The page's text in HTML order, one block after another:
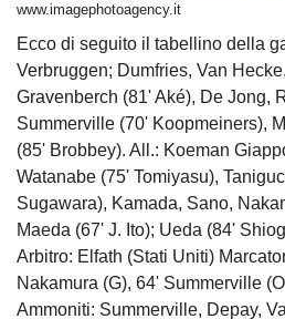
www.imagephotoagency.it
Ecco di seguito il tabellino della
Verbruggen; Dumfries, Van
Gravenberch (81' Aké), De Jong,
Summerville (70' Koopmeiners),
(85' Brobbey). All.: Koeman
Watanabe (75' Tomiyasu),
Sugawara), Kamada, Sano,
Maeda (67' J. Ito); Ueda (84'
Arbitro: Elfath (Stati Uniti)
Nakamura (G), 64' Summerville
Ammoniti: Summerville, Depay,